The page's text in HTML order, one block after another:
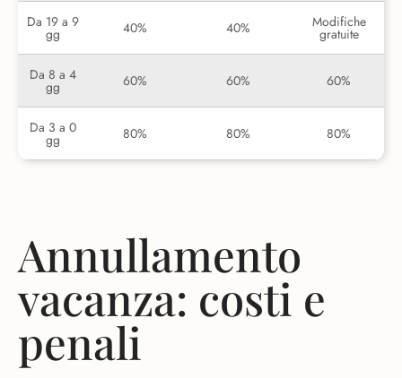
Da 19 a 9
gg 40% 40% Modifiche
gratuite
Da 8 a 4
gg 60% 60% 60%
Da 3 a 0
gg 80% 80% 80%
Annullamento
vacanza: costi e
penali